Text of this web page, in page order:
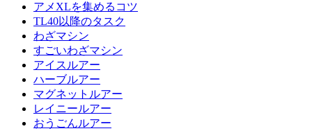
アメXLを集めるコツ
TL40以降のタスク
わざマシン
すごいわざマシン
アイスルアー
ハーブルアー
マグネットルアー
レイニールアー
おうごんルアー